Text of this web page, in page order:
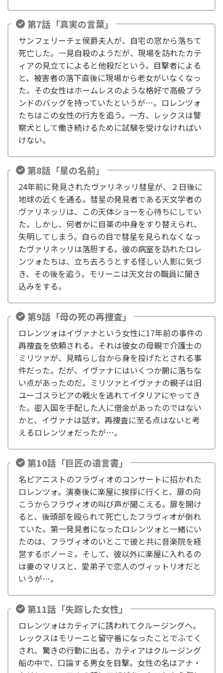
第7話「真実の言葉」
サンフェリーチェ侯爵夫人が、自宅の窓から落ちて
死亡した。一見自殺のようだが、現場を訪れたカテ
ィアの見立てによると他殺だという。目撃者による
と、被害者の落下直後に現場から老女がいなくなっ
た。その女性はホームレスのような格好で高級ブラ
ンドのバッグを持っていたというが…。ロレンツォ
たちはこの女性の行方を追う。一方、レックスは警
察犬として働き続けるために試験を受けなければい
けない。
第8話「星の名前」
24年前に発見されたヴァリネッリ彗星が、２日後に
地球の近くを通る。彗星の発見者である天文学者の
ヴァリネッリは、この天体ショーを心待ちにしてい
た。しかし、何者かに目薬の中身をすり替えられ、
失明してしまう。自らの目で彗星を見られなくなっ
たヴァリネッリは落胆する。彼の病室を訪れたロレ
ンツォたちは、立ち去ろうとする怪しい人影に気づ
き、その後を追う。モリーニは天文台の職員に聞き
込みをする。
第9話「母の死の再捜査」
ロレンツォはイヴァナという女性に17年前の事件の
再捜査を依頼される。それは彼女の母親で介護士の
ミリツァが、見晴らし台から身を投げたとされる事
件だった。だが、イヴァナにはいくつか腑に落ちな
い点があったのだ。ミリツァとイヴァナの親子は旧
ユーゴスラビアの戦火を逃れてイタリアにやってき
た。密入国を手配した人に借金があったのではない
かと、イヴァナは話す。再捜査に至る点はないと考
えるロレンツォだったが…。
第10話「巨匠の遺言書」
名ピアニストのフラヴィオのコンサートに招かれた
ロレンツォ。演奏後に楽屋に挨拶に行くと、扉の向
こうからフラヴィオの叫び声が聞こえる。扉を開け
ると、後頭部を殴られて死亡したフラヴィオが倒れ
ていた。第一発見者になったロレンツォと一緒にい
たのは、フラヴィオのいとこで彼と共に音楽院を経
営するボノーミ。そして、彼以外に楽屋に入れるの
は妻のマリスと、愛弟子で恋人のヴィットリオだと
いうが…。
第11話「失踪した女性」
ロレンツォはカティアに誘われてクルージングへ。
レックスはモリーニと留守番になったことでふてく
され、驚きの行動に出る。カティアはクルージング
船の中で、口論する男女を目撃。女性の名はアナ・